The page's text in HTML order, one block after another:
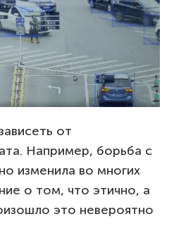
от
Например, борьба с
изменила во многих
о том, что этично, а
это невероятно